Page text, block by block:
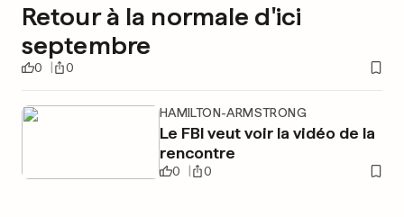
Retour à la normale d'ici
septembre
0 0
HAMILTON-ARMSTRONG
Le FBI veut voir la vidéo de la
rencontre
0 0